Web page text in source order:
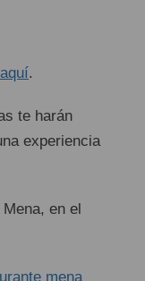
aquí.
te harán
experiencia
en el